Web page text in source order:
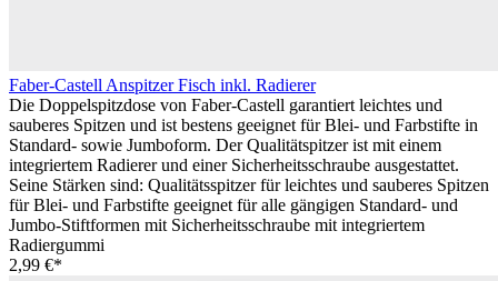
Faber-Castell Anspitzer Fisch inkl. Radierer
Die Doppelspitzdose von Faber-Castell garantiert leichtes und
sauberes Spitzen und ist bestens geeignet für Blei- und Farbstifte in
Standard- sowie Jumboform. Der Qualitätspitzer ist mit einem
integriertem Radierer und einer Sicherheitsschraube ausgestattet.
Seine Stärken sind: Qualitätsspitzer für leichtes und sauberes Spitzen
für Blei- und Farbstifte geeignet für alle gängigen Standard- und
Jumbo-Stiftformen mit Sicherheitsschraube mit integriertem
Radiergummi
2,99 €*